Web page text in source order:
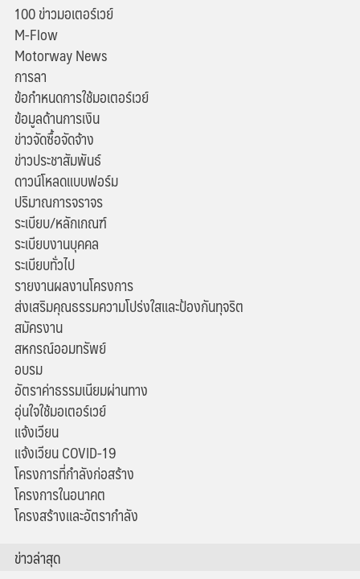
100 ข่าวมอเตอร์เวย์
M-Flow
Motorway News
การลา
ข้อกำหนดการใช้มอเตอร์เวย์
ข้อมูลด้านการเงิน
ข่าวจัดซื้อจัดจ้าง
ข่าวประชาสัมพันธ์
ดาวน์โหลดแบบฟอร์ม
ปริมาณการจราจร
ระเบียบ/หลักเกณฑ์
ระเบียบงานบุคคล
ระเบียบทั่วไป
รายงานผลงานโครงการ
ส่งเสริมคุณธรรมความโปร่งใสและป้องกันทุจริต
สมัครงาน
สหกรณ์ออมทรัพย์
อบรม
อัตราค่าธรรมเนียมผ่านทาง
อุ่นใจใช้มอเตอร์เวย์
แจ้งเวียน
แจ้งเวียน COVID-19
โครงการที่กำลังก่อสร้าง
โครงการในอนาคต
โครงสร้างและอัตรากำลัง
ข่าวล่าสุด